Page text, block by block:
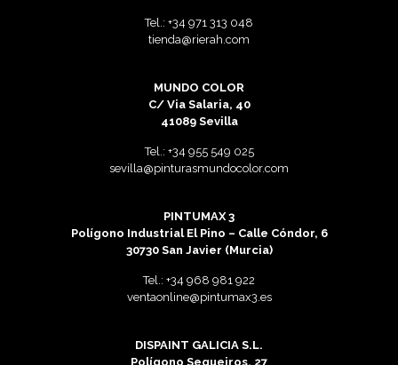
Tel.: +34 971 313 048
tienda@rierah.com
MUNDO COLOR
C/ Via Salaria, 40
41089 Sevilla
Tel.: +34 955 549 025
sevilla@pinturasmundocolor.com
PINTUMAX 3
Polígono Industrial El Pino – Calle Cóndor, 6
30730 San Javier (Murcia)
Tel.: +34 968 981 922
ventaonline@pintumax3.es
DISPAINT GALICIA S.L.
Polígono Sequeiros, 27